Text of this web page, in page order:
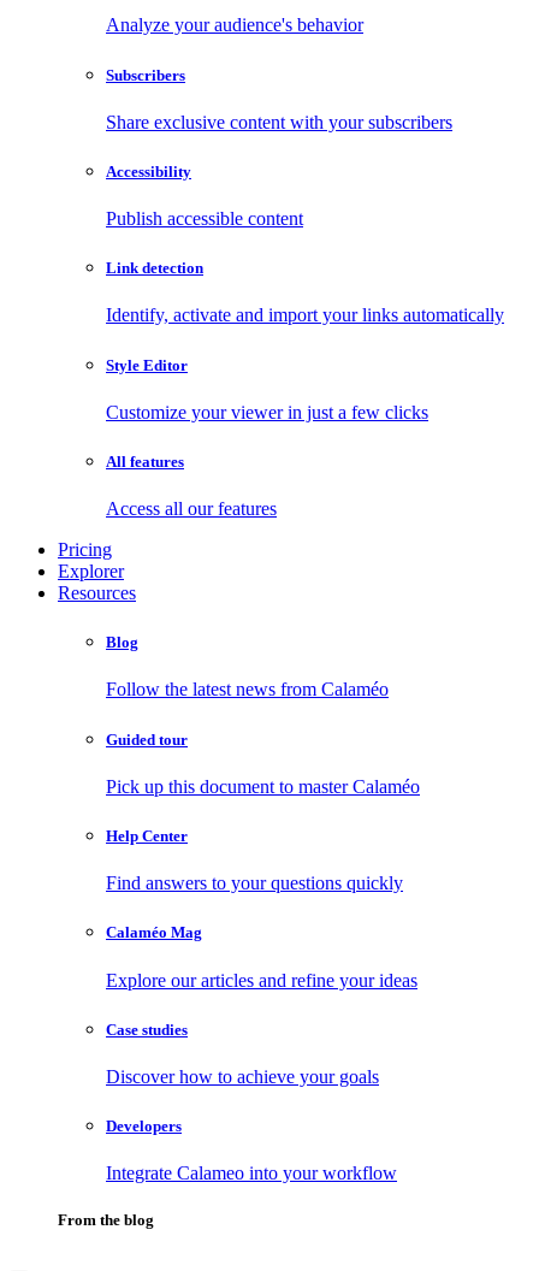
Analyze your audience's behavior
Subscribers
Share exclusive content with your subscribers
Accessibility
Publish accessible content
Link detection
Identify, activate and import your links automatically
Style Editor
Customize your viewer in just a few clicks
All features
Access all our features
Pricing
Explorer
Resources
Blog
Follow the latest news from Calaméo
Guided tour
Pick up this document to master Calaméo
Help Center
Find answers to your questions quickly
Calaméo Mag
Explore our articles and refine your ideas
Case studies
Discover how to achieve your goals
Developers
Integrate Calameo into your workflow
From the blog